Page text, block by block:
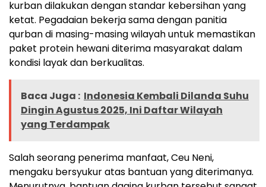
kurban dilakukan dengan standar kebersihan yang
ketat. Pegadaian bekerja sama dengan panitia
qurban di masing-masing wilayah untuk memastikan
paket protein hewani diterima masyarakat dalam
kondisi layak dan berkualitas.
Baca Juga : Indonesia Kembali Dilanda Suhu
Dingin Agustus 2025, Ini Daftar Wilayah
yang Terdampak
Salah seorang penerima manfaat, Ceu Neni,
mengaku bersyukur atas bantuan yang diterimanya.